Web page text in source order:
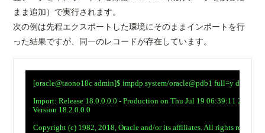
まま追加）で実行されます。
次の例は先程エクスポートした環境にそのままインポートを行
った結果ですが、同一のレコードが存在しています。
[oracle@taono18c admin]$ impdp system/oracle@pdb1 full=y
Import: Release 18.0.0.0.0 - Production on Thu Jul 19 06:39:11 2018
Version 18.2.0.0.0
Copyright (c) 1982, 2018, Oracle and/or its affiliates. All rights reserved.